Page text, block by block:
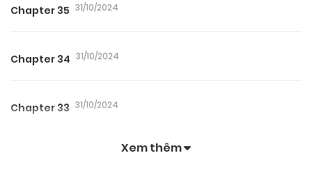
Chapter 35 31/10/2024
Chapter 34 31/10/2024
Chapter 33 31/10/2024
Xem thêm